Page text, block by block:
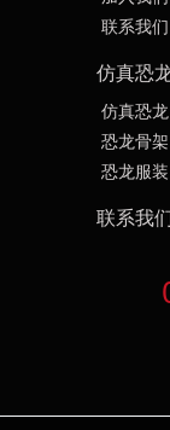
联系我们
仿真恐
仿真恐龙
恐龙骨架
恐龙服装
联系我